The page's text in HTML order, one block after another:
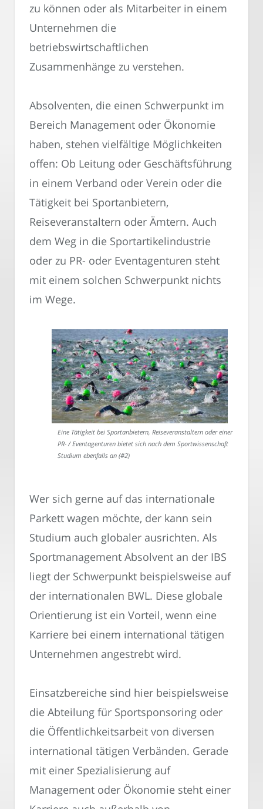
zu können oder als Mitarbeiter in einem
Unternehmen die
betriebswirtschaftlichen
Zusammenhänge zu verstehen.
Absolventen, die einen Schwerpunkt im
Bereich Management oder Ökonomie
haben, stehen vielfältige Möglichkeiten
offen: Ob Leitung oder Geschäftsführung
in einem Verband oder Verein oder die
Tätigkeit bei Sportanbietern,
Reiseveranstaltern oder Ämtern. Auch
dem Weg in die Sportartikelindustrie
oder zu PR- oder Eventagenturen steht
mit einem solchen Schwerpunkt nichts
im Wege.
Eine Tätigkeit bei Sportanbietern, Reiseveranstaltern oder einer
PR- / Eventagenturen bietet sich nach dem Sportwissenschaft
Studium ebenfalls an (#2)
Wer sich gerne auf das internationale
Parkett wagen möchte, der kann sein
Studium auch globaler ausrichten. Als
Sportmanagement Absolvent an der IBS
liegt der Schwerpunkt beispielsweise auf
der internationalen BWL. Diese globale
Orientierung ist ein Vorteil, wenn eine
Karriere bei einem international tätigen
Unternehmen angestrebt wird.
Einsatzbereiche sind hier beispielsweise
die Abteilung für Sportsponsoring oder
die Öffentlichkeitsarbeit von diversen
international tätigen Verbänden. Gerade
mit einer Spezialisierung auf
Management oder Ökonomie steht einer